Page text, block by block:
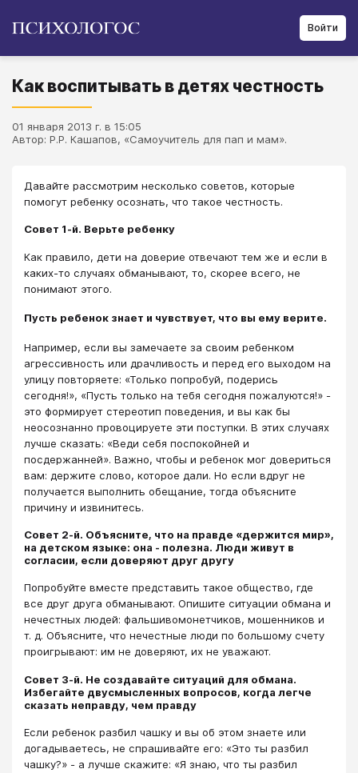
Войти
Как воспитывать в детях честность
01 января 2013 г. в 15:05
Автор: Р.Р. Кашапов, «Самоучитель для пап и мам».
Давайте рассмотрим несколько советов, которые
помогут ребенку осознать, что такое честность.
Совет 1-й. Верьте ребенку
Как правило, дети на доверие отвечают тем же и если в
каких-то случаях обманывают, то, скорее всего, не
понимают этого.
Пусть ребенок знает и чувствует, что вы ему верите.
Например, если вы замечаете за своим ребенком
агрессивность или драчливость и перед его выходом на
улицу повторяете: «Только попробуй, подерись
сегодня!», «Пусть только на тебя сегодня пожалуются!» -
это формирует стереотип поведения, и вы как бы
неосознанно провоцируете эти поступки. В этих случаях
лучше сказать: «Веди себя поспокойней и
посдержанней». Важно, чтобы и ребенок мог довериться
вам: держите слово, которое дали. Но если вдруг не
получается выполнить обещание, тогда объясните
причину и извинитесь.
Совет 2-й. Объясните, что на правде «держится мир»,
на детском языке: она - полезна. Люди живут в
согласии, если доверяют друг другу
Попробуйте вместе представить такое общество, где
все друг друга обманывают. Опишите ситуации обмана и
нечестных людей: фальшивомонетчиков, мошенников и
т. д. Объясните, что нечестные люди по большому счету
проигрывают: им не доверяют, их не уважают.
Совет 3-й. Не создавайте ситуаций для обмана.
Избегайте двусмысленных вопросов, когда легче
сказать неправду, чем правду
Если ребенок разбил чашку и вы об этом знаете или
догадываетесь, не спрашивайте его: «Это ты разбил
чашку?» - а лучше скажите: «Я знаю, что ты разбил